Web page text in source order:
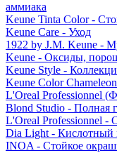
аммиака
Keune Tinta Color -
Keune Care - Уход
1922 by J.M. Keune -
Keune - Оксиды,
Keune Style -
Keune Color
L'Oreal Professionnel
Blond Studio - Полная
L'Oreal Professionnel -
Dia Light - Кислотный
INOA - Стойкое